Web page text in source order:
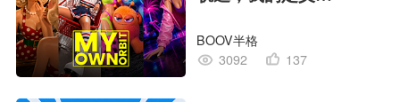
对
BOOV半格
3092
137